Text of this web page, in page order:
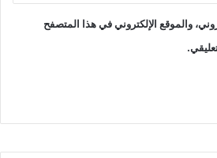
والموقع الإلكتروني في هذا المتصفح